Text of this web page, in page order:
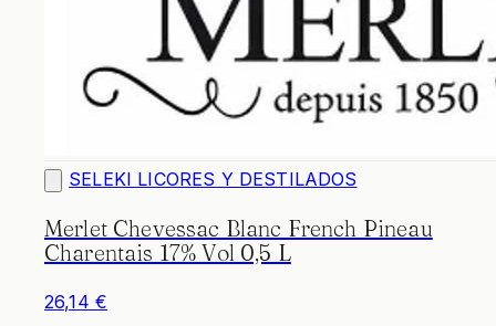
SELEKI LICORES Y DESTILADOS
Merlet Chevessac Blanc French Pineau
Charentais 17% Vol 0,5 L
26,14 €